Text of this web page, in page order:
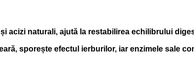
acizi naturali, ajută la restabilirea echilibrului
sporește efectul ierburilor, iar enzimele sale